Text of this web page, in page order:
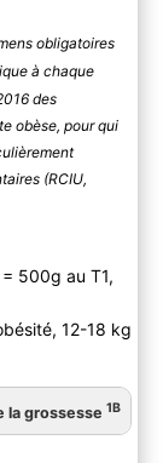
obligatoires
à chaque
des
obèse, pour qui
(RCIU,
500g au T1,
12-18 kg
la grossesse 1B